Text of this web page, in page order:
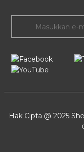
Hak Cipta @ 2025